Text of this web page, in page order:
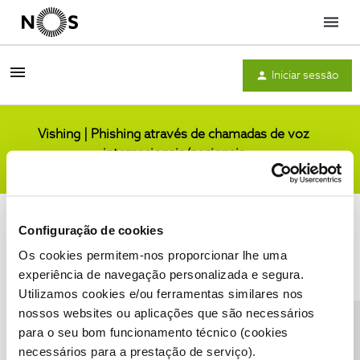
Configuração de cookies
Os cookies permitem-nos proporcionar lhe uma
experiência de navegação personalizada e segura.
Utilizamos cookies e/ou ferramentas similares nos
nossos websites ou aplicações que são necessários
para o seu bom funcionamento técnico (cookies
necessários para a prestação de serviço).
Menu
Iniciar sessão
Vishing | Phishing através de chamadas de voz
internacionais/nacionais
Condições do Fórum NOS Accessibility statement